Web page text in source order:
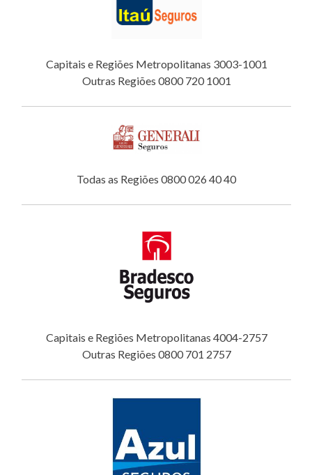
Capitais e Regiões Metropolitanas 3003-1001
Outras Regiões 0800 720 1001
Todas as Regiões 0800 026 40 40
Capitais e Regiões Metropolitanas 4004-2757
Outras Regiões 0800 701 2757